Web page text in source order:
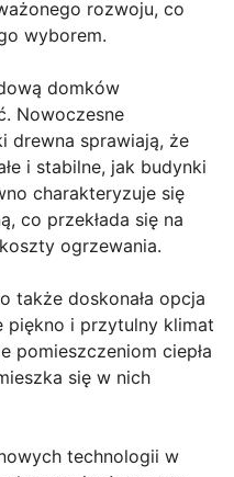
rozwoju, co
wyborem.
domków
Nowoczesne
drewna sprawiają, że
i stabilne, jak budynki
charakteryzuje się
co przekłada się na
ogrzewania.
także doskonała opcja
piękno i przytulny klimat
pomieszczeniom ciepła
się w nich
technologii w